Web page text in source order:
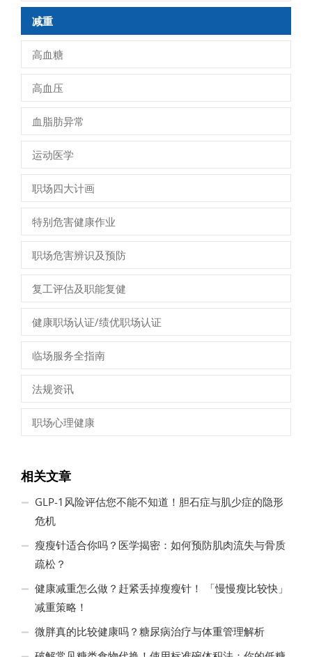
减重
高血糖
高血压
血脂肪异常
运动医学
职场四大计画
特别危害健康作业
职场危害辨识及预防
复工评估及职能复健
健康职场认证/绩优职场认证
临场服务全指南
法规资讯
职场心理健康
相关文章
GLP-1风险评估您不能不知道！胆石症与肌少症的隐形
危机
瘦瘦针适合你吗？医学揭密：如何预防肌肉流失与骨质
疏松？
健康减重怎么做？赶紧丢掉瘦瘦针！ 「慢慢瘦比较快」
减重策略！
微胖真的比较健康吗？糖尿病治疗与体重管理解析